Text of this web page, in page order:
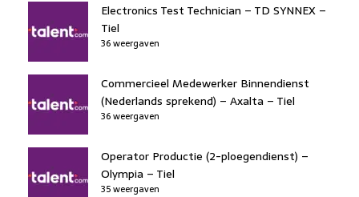
Electronics Test Technician – TD SYNNEX –
Tiel
36 weergaven
Commercieel Medewerker Binnendienst
(Nederlands sprekend) – Axalta – Tiel
36 weergaven
Operator Productie (2-ploegendienst) –
Olympia – Tiel
35 weergaven